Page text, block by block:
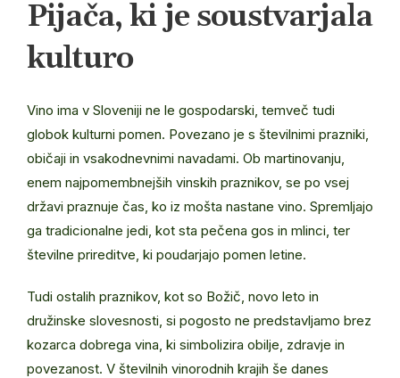
Pijača, ki je soustvarjala
kulturo
Vino ima v Sloveniji ne le gospodarski, temveč tudi
globok kulturni pomen. Povezano je s številnimi prazniki,
običaji in vsakodnevnimi navadami. Ob martinovanju,
enem najpomembnejših vinskih praznikov, se po vsej
državi praznuje čas, ko iz mošta nastane vino. Spremljajo
ga tradicionalne jedi, kot sta pečena gos in mlinci, ter
številne prireditve, ki poudarjajo pomen letine.
Tudi ostalih praznikov, kot so Božič, novo leto in
družinske slovesnosti, si pogosto ne predstavljamo brez
kozarca dobrega vina, ki simbolizira obilje, zdravje in
povezanost. V številnih vinorodnih krajih še danes